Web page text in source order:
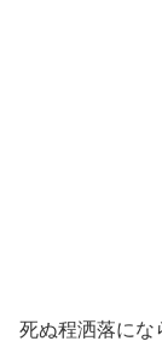
死ぬ程洒落にな